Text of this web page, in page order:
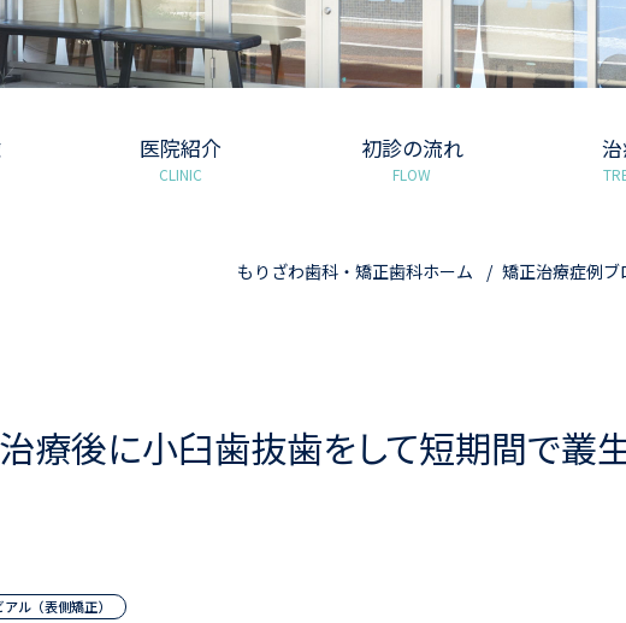
医院紹介
CLINIC
初診の流れ
FLOW
もりざわ歯科・矯正歯科ホーム 矯正治療症例ブ
療後に小臼歯抜歯をして短期間で叢
ル（表側矯正）